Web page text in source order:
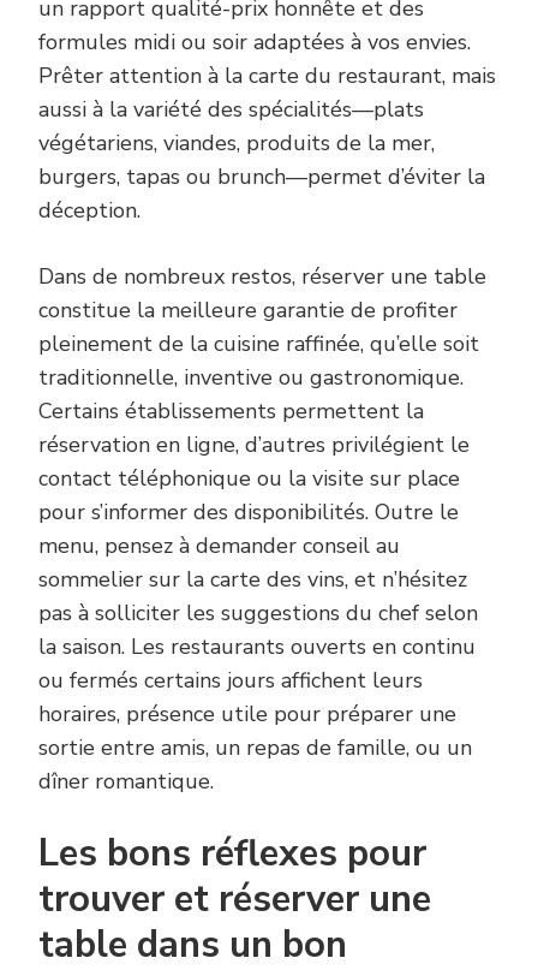
un rapport qualité-prix honnête et des
formules midi ou soir adaptées à vos envies.
Prêter attention à la carte du restaurant, mais
aussi à la variété des spécialités—plats
végétariens, viandes, produits de la mer,
burgers, tapas ou brunch—permet d’éviter la
déception.
Dans de nombreux restos, réserver une table
constitue la meilleure garantie de profiter
pleinement de la cuisine raffinée, qu’elle soit
traditionnelle, inventive ou gastronomique.
Certains établissements permettent la
réservation en ligne, d’autres privilégient le
contact téléphonique ou la visite sur place
pour s’informer des disponibilités. Outre le
menu, pensez à demander conseil au
sommelier sur la carte des vins, et n’hésitez
pas à solliciter les suggestions du chef selon
la saison. Les restaurants ouverts en continu
ou fermés certains jours affichent leurs
horaires, présence utile pour préparer une
sortie entre amis, un repas de famille, ou un
dîner romantique.
Les bons réflexes pour
trouver et réserver une
table dans un bon